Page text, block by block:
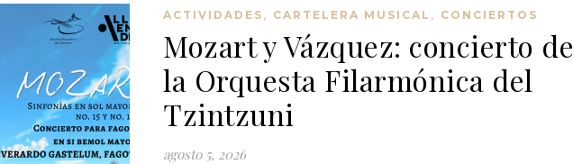
ACTIVIDADES , CARTELERA MUSICAL , CONCIERTOS
Mozart y Vázquez: concierto de
la Orquesta Filarmónica del
Tzintzuni
agosto 5, 2026